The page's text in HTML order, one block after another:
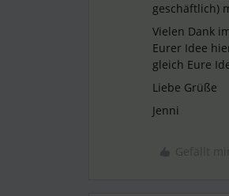
geschäftlich)
Vielen Dank
Eurer Idee
gleich Eure
Liebe Grüße
Jenni